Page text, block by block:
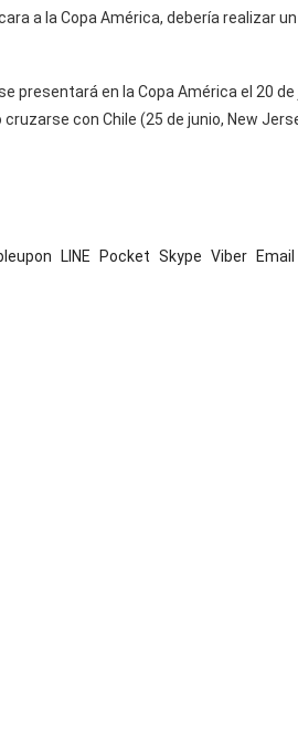
a la Copa América, debería realizar
presentará en la Copa América el 20 de
con Chile (25 de junio, New
LINE Pocket Skype Viber Email